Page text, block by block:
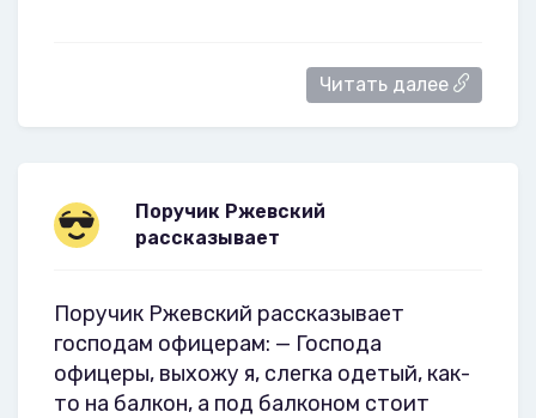
Читать далее
Поручик Ржевский
рассказывает
Поручик Ржевский рассказывает
господам офицерам: — Господа
офицеры, выхожу я, слегка одетый, как-
то на балкон, а под балконом стоит